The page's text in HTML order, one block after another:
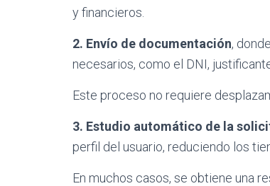
y financieros.
2. Envío de documentación,
necesarios, como el DNI,
Este proceso no requiere
3. Estudio automático de la
perfil del usuario, reduciendo los
En muchos casos, se obtiene una